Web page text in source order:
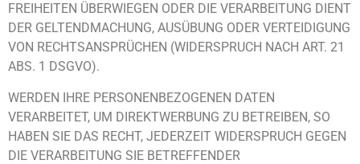
FREIHEITEN ÜBERWIEGEN ODER DIE VERARBEITUNG DIENT
DER GELTENDMACHUNG, AUSÜBUNG ODER VERTEIDIGUNG
VON RECHTSANSPRÜCHEN (WIDERSPRUCH NACH ART. 21
ABS. 1 DSGVO).
WERDEN IHRE PERSONENBEZOGENEN DATEN
VERARBEITET, UM DIREKTWERBUNG ZU BETREIBEN, SO
HABEN SIE DAS RECHT, JEDERZEIT WIDERSPRUCH GEGEN
DIE VERARBEITUNG SIE BETREFFENDER